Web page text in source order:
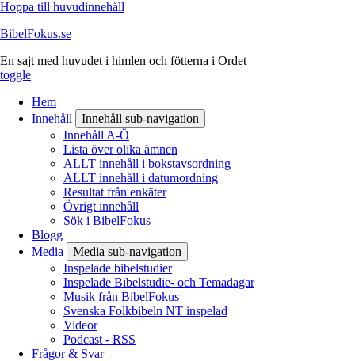
Hoppa till huvudinnehåll
BibelFokus.se
En sajt med huvudet i himlen och fötterna i Ordet
toggle
Hem
Innehåll
Innehåll sub-navigation
Innehåll A-Ö
Lista över olika ämnen
ALLT innehåll i bokstavsordning
ALLT innehåll i datumordning
Resultat från enkäter
Övrigt innehåll
Sök i BibelFokus
Blogg
Media
Media sub-navigation
Inspelade bibelstudier
Inspelade Bibelstudie- och Temadagar
Musik från BibelFokus
Svenska Folkbibeln NT inspelad
Videor
Podcast - RSS
Frågor & Svar